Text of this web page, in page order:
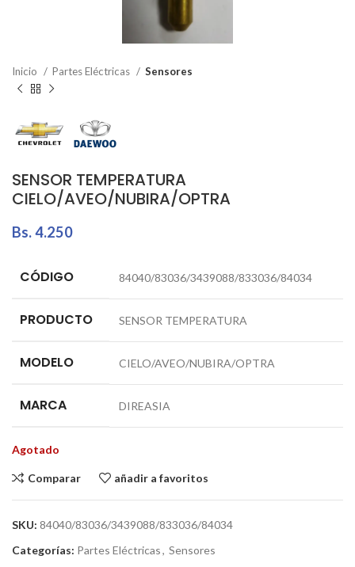
Inicio Partes Eléctricas Sensores
SENSOR TEMPERATURA
CIELO/AVEO/NUBIRA/OPTRA
Bs.4.250
CÓDIGO 84040/83036/3439088/833036/84034
PRODUCTO SENSOR TEMPERATURA
MODELO CIELO/AVEO/NUBIRA/OPTRA
MARCA DIREASIA
Agotado
Comparar añadir a favoritos
SKU: 84040/83036/3439088/833036/84034
Categorías: Partes Eléctricas, Sensores